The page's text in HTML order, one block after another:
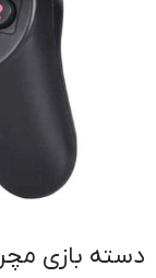
دسته بازی مچر Macher MR-55